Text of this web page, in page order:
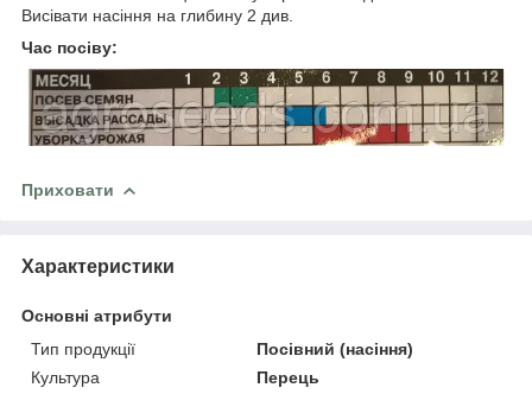
Висівати насіння на глибину 2 див.
Час посіву:
Приховати
Характеристики
Основні атрибути
Тип продукції
Посівний (насіння)
Культура
Перець